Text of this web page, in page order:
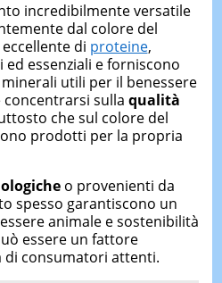
incredibilmente versatile
dal colore del
di proteine,
essenziali e forniscono
utili per il benessere
sulla qualità
che sul colore del
prodotti per la propria
o provenienti da
spesso garantiscono un
animale e sostenibilità
essere un fattore
di consumatori attenti.